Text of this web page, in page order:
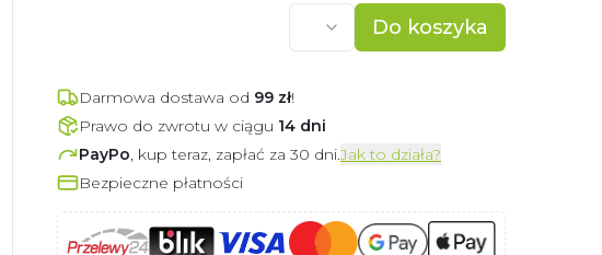
Do koszyka
Darmowa dostawa od 99 zł!
Prawo do zwrotu w ciągu 14 dni
PayPo, kup teraz, zapłać za 30 dni.Jak to działa?
Bezpieczne płatności